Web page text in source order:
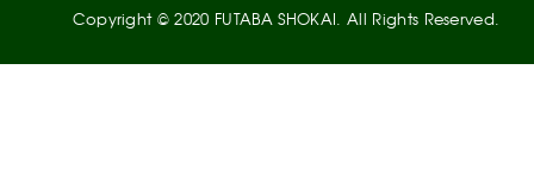
Copyright © 2020 FUTABA SHOKAI. All Rights Reserved.